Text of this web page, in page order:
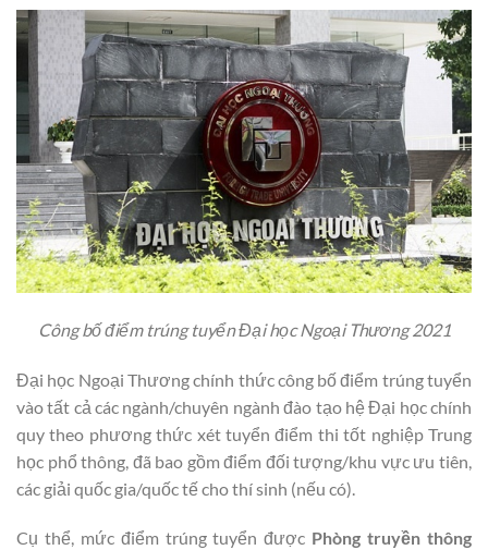
Công bố điểm trúng tuyển Đại học Ngoại Thương 2021
Đại học Ngoại Thương chính thức công bố điểm trúng tuyển
vào tất cả các ngành/chuyên ngành đào tạo hệ Đại học chính
quy theo phương thức xét tuyển điểm thi tốt nghiệp Trung
học phổ thông, đã bao gồm điểm đối tượng/khu vực ưu tiên,
các giải quốc gia/quốc tế cho thí sinh (nếu có).
Cụ thể, mức điểm trúng tuyển được Phòng truyền thông